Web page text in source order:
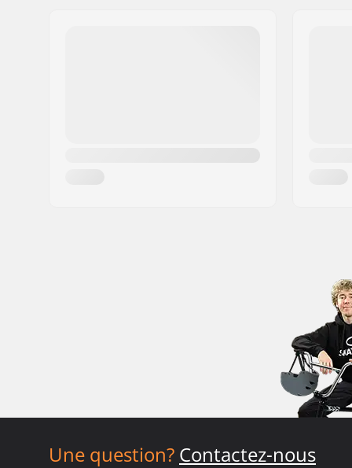
Une question? Contactez-nous